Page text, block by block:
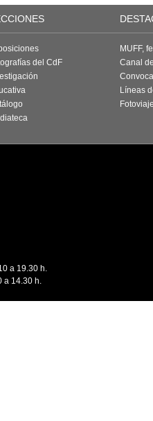
del CdF
MUFF,
Canal
Líneas
a 19.30 h.
a 14.30 h.